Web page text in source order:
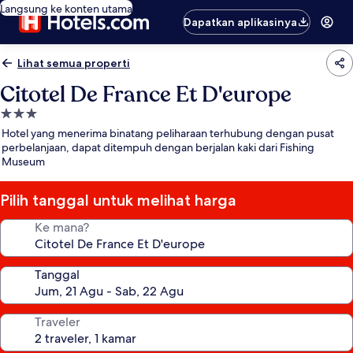
Langsung ke konten utama
Dapatkan aplikasinya
Lihat semua properti
Citotel De France Et D'europe
Properti
bintang
3.0
Hotel yang menerima binatang peliharaan terhubung dengan pusat
perbelanjaan, dapat ditempuh dengan berjalan kaki dari Fishing
Museum
Pilih tanggal untuk melihat harga
Ke mana?
Tanggal
Traveler